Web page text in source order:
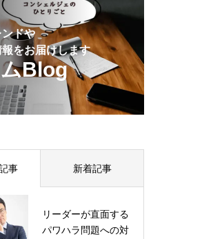
ドや
をお届けします
Blog
事 新着記事
リーダーが直面する
パワハラ問題への対